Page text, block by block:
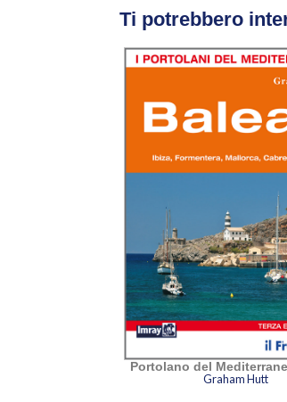
Ti potrebbero
Graham Hutt